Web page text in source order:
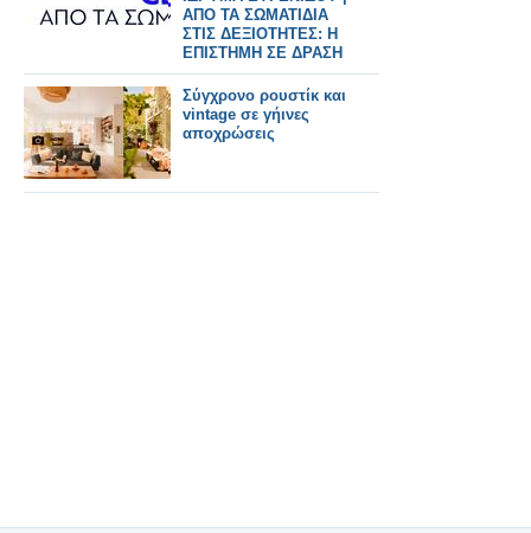
ΑΠΟ ΤΑ ΣΩΜΑΤΙΔΙΑ
ΣΤΙΣ ΔΕΞΙΟΤΗΤΕΣ: Η
ΕΠΙΣΤΗΜΗ ΣΕ ΔΡΑΣΗ
Σύγχρονο ρουστίκ και
vintage σε γήινες
αποχρώσεις